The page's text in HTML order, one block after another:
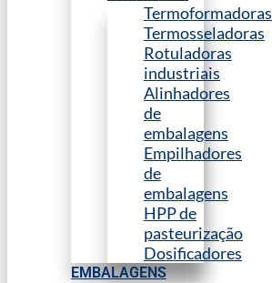
Termoformadoras
Termosseladoras
Rotuladoras
industriais
Alinhadores
de
embalagens
Empilhadores
de
embalagens
HPP de
pasteurização
Dosificadores
EMBALAGENS